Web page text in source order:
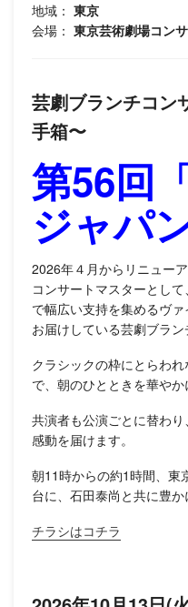
地域： 東京
会場： 東京芸術劇場コン
芸劇ブランチコン
手箱〜
第56回
ジャパ
2026年４月からリニュー
コンサートマスターとし
で幅広い支持を集めるヴ
お届けしている芸劇ブラン
クラシックの枠にとらわ
で、朝のひとときを華やか
共演者も公演ごとに替わり
感動を届けます。
朝11時からの約1時間、東
台に、石田泰尚と共に豊か
チラシはコチラ